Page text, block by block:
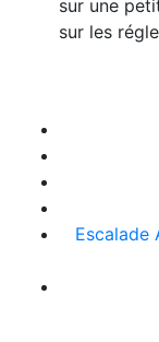
sur une
sur les
Escalade